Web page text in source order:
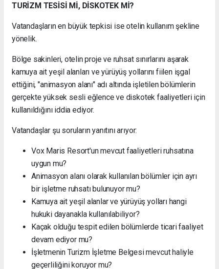
TURİZM TESİSİ Mİ, DİSKOTEK Mİ?
Vatandaşların en büyük tepkisi ise otelin kullanım şekline
yönelik.
Bölge sakinleri, otelin proje ve ruhsat sınırlarını aşarak
kamuya ait yeşil alanları ve yürüyüş yollarını fiilen işgal
ettiğini, "animasyon alanı" adı altında işletilen bölümlerin
gerçekte yüksek sesli eğlence ve diskotek faaliyetleri için
kullanıldığını iddia ediyor.
Vatandaşlar şu soruların yanıtını arıyor:
Vox Maris Resort'un mevcut faaliyetleri ruhsatına
uygun mu?
Animasyon alanı olarak kullanılan bölümler için ayrı
bir işletme ruhsatı bulunuyor mu?
Kamuya ait yeşil alanlar ve yürüyüş yolları hangi
hukuki dayanakla kullanılabiliyor?
Kaçak olduğu tespit edilen bölümlerde ticari faaliyet
devam ediyor mu?
İşletmenin Turizm İşletme Belgesi mevcut haliyle
geçerliliğini koruyor mu?